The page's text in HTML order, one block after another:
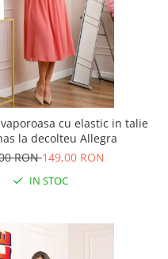
cu elastic in talie
la decolteu Allegra
RON149,00 RON
IN STOC